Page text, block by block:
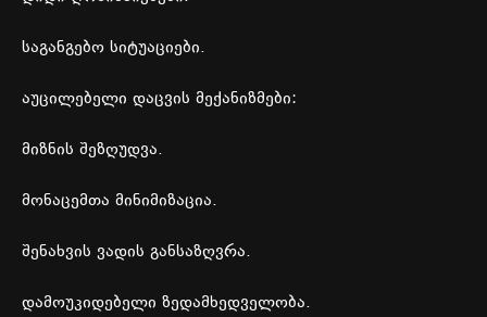
საგანგებო სიტუაციები.
აუცილებელი დაცვის მექანიზმები:
მიზნის შეზღუდვა.
მონაცემთა მინიმიზაცია.
შენახვის ვადის განსაზღვრა.
დამოუკიდებელი ზედამხედველობა.